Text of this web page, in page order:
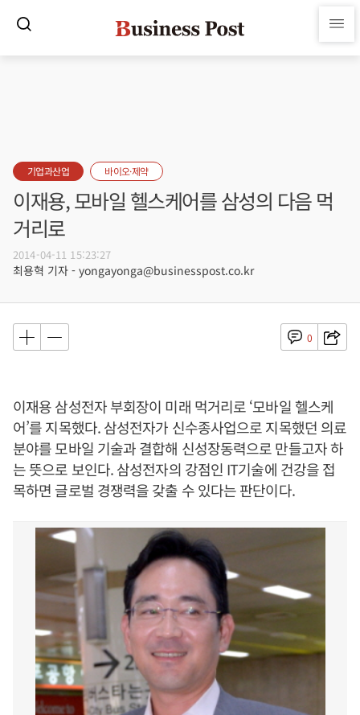
기업과산업 바이오·제약
이재용, 모바일 헬스케어를 삼성의 다음 먹
거리로
2014-04-11 15:23:27
최용혁 기자 - yongayonga@businesspost.co.kr
0
이재용 삼성전자 부회장이 미래 먹거리로 ‘모바일 헬스케
어’를 지목했다. 삼성전자가 신수종사업으로 지목했던 의료
분야를 모바일 기술과 결합해 신성장동력으로 만들고자 하
는 뜻으로 보인다. 삼성전자의 강점인 IT기술에 건강을 접
목하면 글로벌 경쟁력을 갖출 수 있다는 판단이다.